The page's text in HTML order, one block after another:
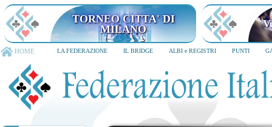
TORNEO CITTA' DI
MILANO
HOME LA FEDERAZIONE IL BRIDGE ALBI e REGISTRI PUNTI